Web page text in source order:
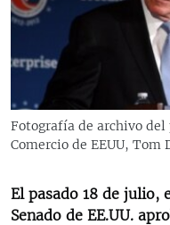
RADIO MARTÍ
ESPECIALES
ESPECIALES
LA REALIDAD DE LA
SER VIEJO EN CUBA
LOS SANTOS DE
MULTIMEDIA
EDITORIALES
Fotografía de archivo del
Comercio de EEUU, Tom
El pasado 18 de julio,
Senado de EE.UU.